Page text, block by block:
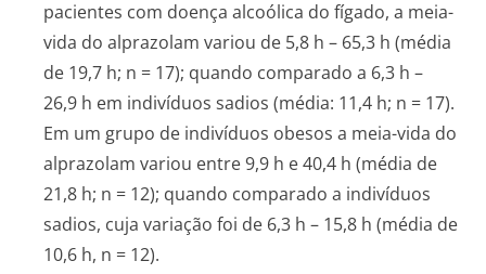
pacientes com doença alcoólica do fígado, a meia-
vida do alprazolam variou de 5,8 h – 65,3 h (média
de 19,7 h; n = 17); quando comparado a 6,3 h –
26,9 h em indivíduos sadios (média: 11,4 h; n = 17).
Em um grupo de indivíduos obesos a meia-vida do
alprazolam variou entre 9,9 h e 40,4 h (média de
21,8 h; n = 12); quando comparado a indivíduos
sadios, cuja variação foi de 6,3 h – 15,8 h (média de
10,6 h, n = 12).